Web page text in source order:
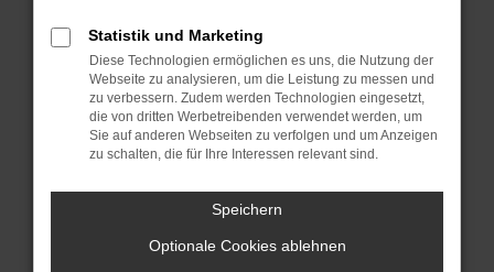
Betriebssystem auf dem neuesten Stand
sind.
Veraltete Software birgt nicht nur ein
Sicherheitsrisiko, sondern kann auch dazu
führen, dass bestimmte Funktionen nicht mehr
unterstützt werden.
Wende dich an den Webseitenbetreiber.
Wenn du alle oben genannten Schritte versucht
hast, kontaktiere uns bitte. Wir werden
Statistik und Marketing
Diese Technologien ermöglichen es uns, die Nutzung der
Webseite zu analysieren, um die Leistung zu messen und
zu verbessern. Zudem werden Technologien eingesetzt,
die von dritten Werbetreibenden verwendet werden, um
Sie auf anderen Webseiten zu verfolgen und um Anzeigen
zu schalten, die für Ihre Interessen relevant sind.
Speichern
Optionale Cookies ablehnen